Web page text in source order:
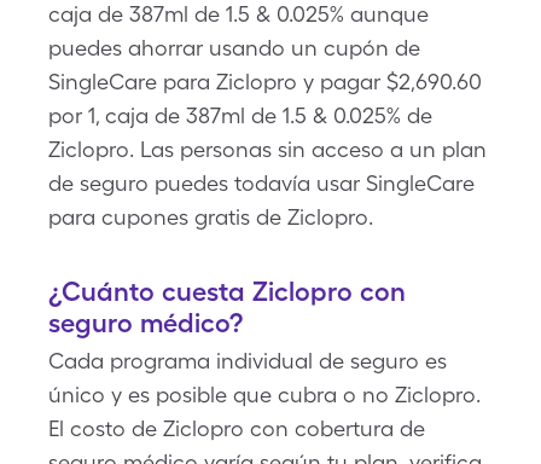
caja de 387ml de 1.5 & 0.025% aunque
puedes ahorrar usando un cupón de
SingleCare para Ziclopro y pagar $2,690.60
por 1, caja de 387ml de 1.5 & 0.025% de
Ziclopro. Las personas sin acceso a un plan
de seguro puedes todavía usar SingleCare
para cupones gratis de Ziclopro.
¿Cuánto cuesta Ziclopro con
seguro médico?
Cada programa individual de seguro es
único y es posible que cubra o no Ziclopro.
El costo de Ziclopro con cobertura de